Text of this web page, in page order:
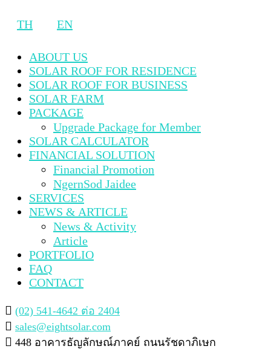
TH EN
ABOUT US
SOLAR ROOF FOR RESIDENCE
SOLAR ROOF FOR BUSINESS
SOLAR FARM
PACKAGE
Upgrade Package for Member
SOLAR CALCULATOR
FINANCIAL SOLUTION
Financial Promotion
NgernSod Jaidee
SERVICES
NEWS & ARTICLE
News & Activity
Article
PORTFOLIO
FAQ
CONTACT
(02) 541-4642 ต่อ 2404
sales@eightsolar.com
448 อาคารธัญลักษณ์ภาคย์ ถนนรัชดาภิเษก